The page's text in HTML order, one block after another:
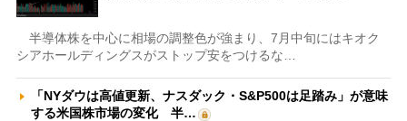
半導体株を中心に相場の調整色が強まり、7月中旬にはキオク
シアホールディングスがストップ安をつけるな…
「NYダウは高値更新、ナスダック・S&P500は足踏み」が意味
する米国株市場の変化 半…